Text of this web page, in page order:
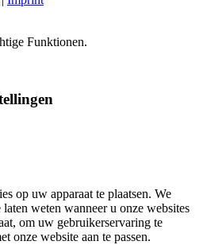
Funktionen.
op uw apparaat te plaatsen. We
weten wanneer u onze websites
om uw gebruikerservaring te
onze website aan te passen.